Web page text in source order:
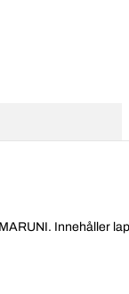
Innehåller